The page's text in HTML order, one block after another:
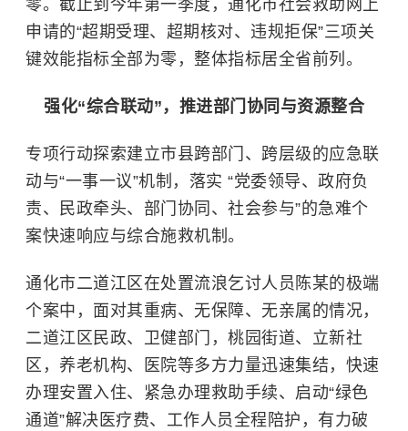
零。截止到今年第一季度，通化市社会救助网上
申请的“超期受理、超期核对、违规拒保”三项关
键效能指标全部为零，整体指标居全省前列。
强化“综合联动”，推进部门协同与资源整合
专项行动探索建立市县跨部门、跨层级的应急联
动与“一事一议”机制，落实 “党委领导、政府负
责、民政牵头、部门协同、社会参与”的急难个
案快速响应与综合施救机制。
通化市二道江区在处置流浪乞讨人员陈某的极端
个案中，面对其重病、无保障、无亲属的情况，
二道江区民政、卫健部门，桃园街道、立新社
区，养老机构、医院等多方力量迅速集结，快速
办理安置入住、紧急办理救助手续、启动“绿色
通道”解决医疗费、工作人员全程陪护，有力破